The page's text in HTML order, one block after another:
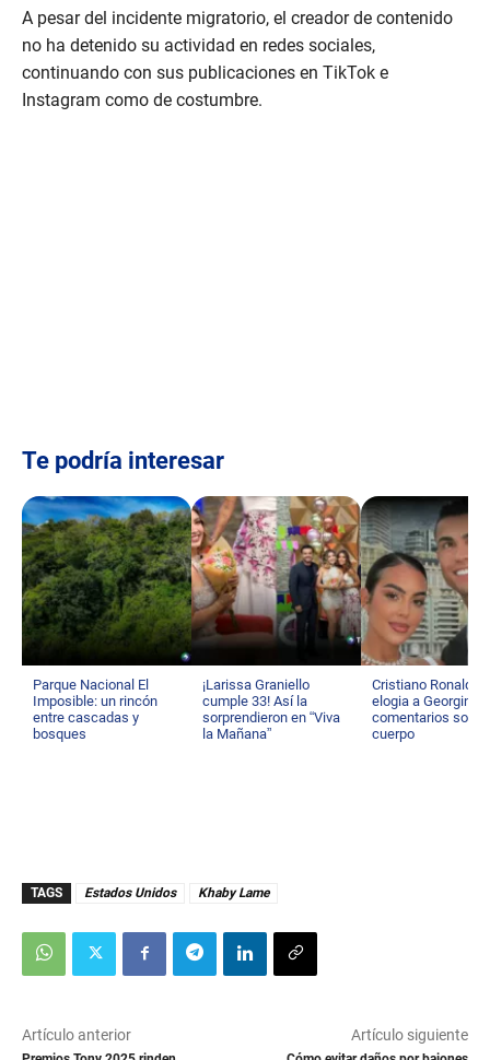
A pesar del incidente migratorio, el creador de contenido
no ha detenido su actividad en redes sociales,
continuando con sus publicaciones en TikTok e
Instagram como de costumbre.
Te podría interesar
Parque Nacional El
Imposible: un rincón
entre cascadas y
bosques
¡Larissa Graniello
cumple 33! Así la
sorprendieron en “Viva
la Mañana”
Cristiano Ronaldo
elogia a Georgina
comentarios
cuerpo
TAGS Estados Unidos Khaby Lame
Artículo anterior Artículo siguiente